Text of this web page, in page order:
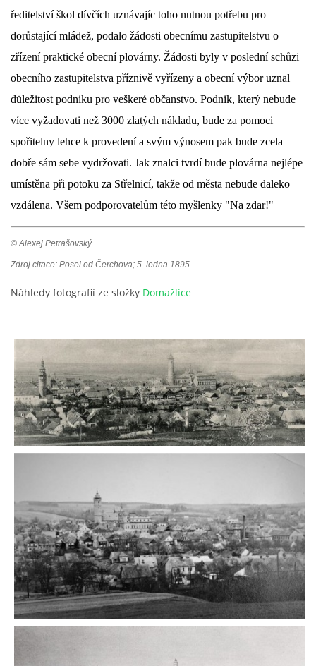
ředitelství škol dívčích uznávajíc toho nutnou potřebu pro
dorůstající mládež, podalo žádosti obecnímu zastupitelstvu o
zřízení praktické obecní plovárny. Žádosti byly v poslední schůzi
obecního zastupitelstva příznivě vyřízeny a obecní výbor uznal
důležitost podniku pro veškeré občanstvo. Podnik, který nebude
více vyžadovati než 3000 zlatých nákladu, bude za pomoci
spořitelny lehce k provedení a svým výnosem pak bude zcela
dobře sám sebe vydržovati. Jak znalci tvrdí bude plovárna nejlépe
umístěna při potoku za Střelnicí, takže od města nebude daleko
vzdálena. Všem podporovatelům této myšlenky "Na zdar!"
© Alexej Petrašovský
Zdroj citace: Posel od Čerchova; 5. ledna 1895
Náhledy fotografií ze složky Domažlice